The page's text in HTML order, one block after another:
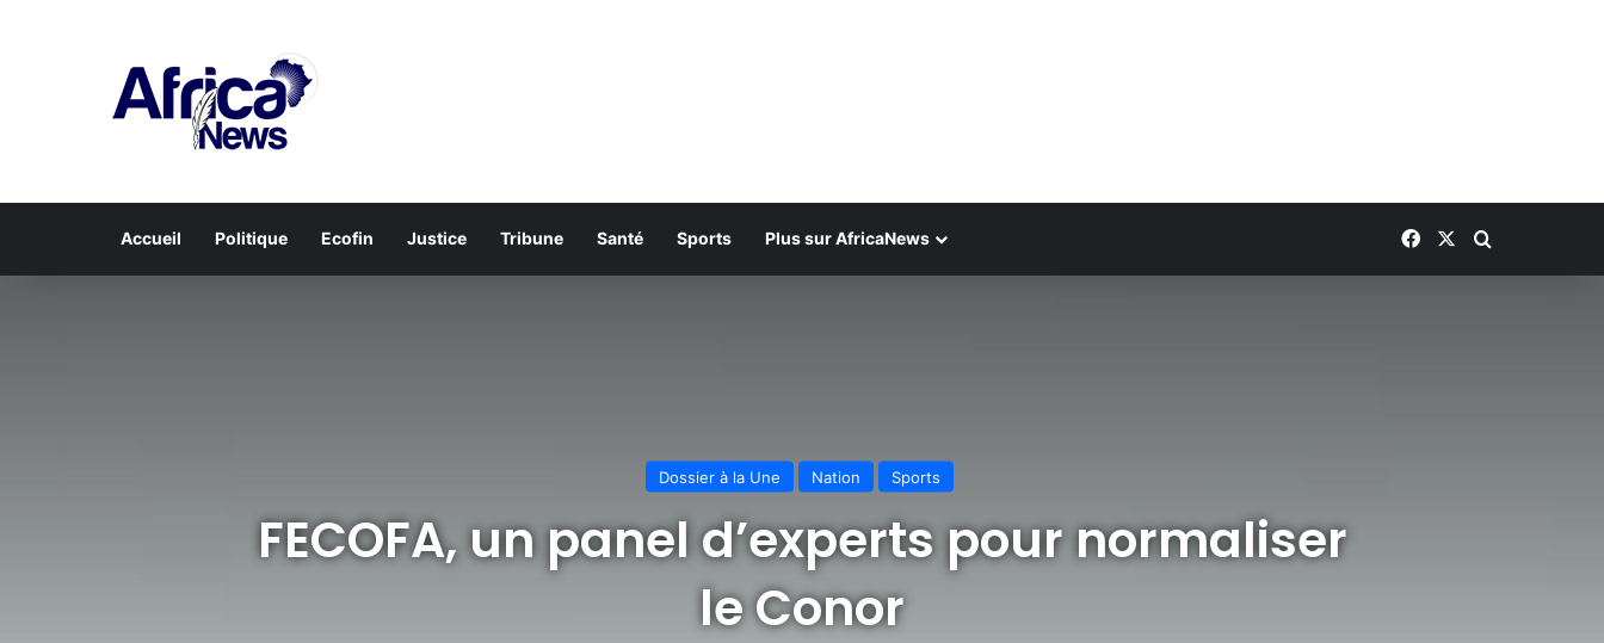
Accueil Politique Ecofin Justice Tribune Santé Sports Plus sur AfricaNews Facebook
Dossier à la Une Nation Sports
FECOFA, un panel d’experts pour normaliser
le Conor